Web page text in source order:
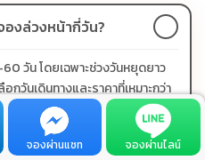
งล่วงหน้ากี่วัน?
วัน โดยเฉพาะช่วงวันหยุดยาว
วันเดินทางและราคาที่เหมาะกว่า
น 0% หรือไม่?
จองผ่านแชท จองผ่านไลน์